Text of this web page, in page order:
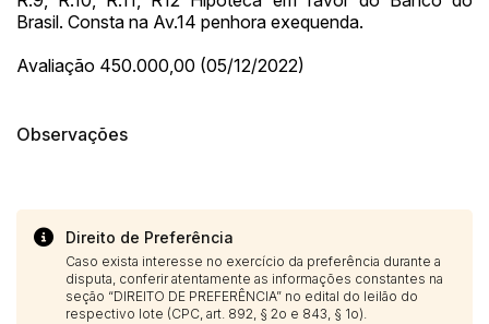
Brasil. Consta na Av.14 penhora exequenda.
Avaliação 450.000,00 (05/12/2022)
Observações
Direito de Preferência
Caso exista interesse no exercício da preferência durante a
disputa, conferir atentamente as informações constantes na
seção “DIREITO DE PREFERÊNCIA” no edital do leilão do
respectivo lote (CPC, art. 892, § 2o e 843, § 1o).